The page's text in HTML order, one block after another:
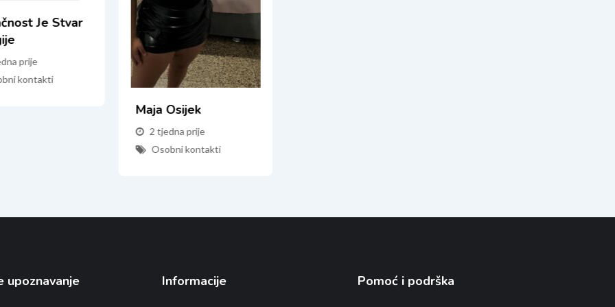
Je Stvar
prije
kontakti
Maja Osijek
2 tjedna prije
Osobni kontakti
upoznavanje Informacije Pomoć i podrška